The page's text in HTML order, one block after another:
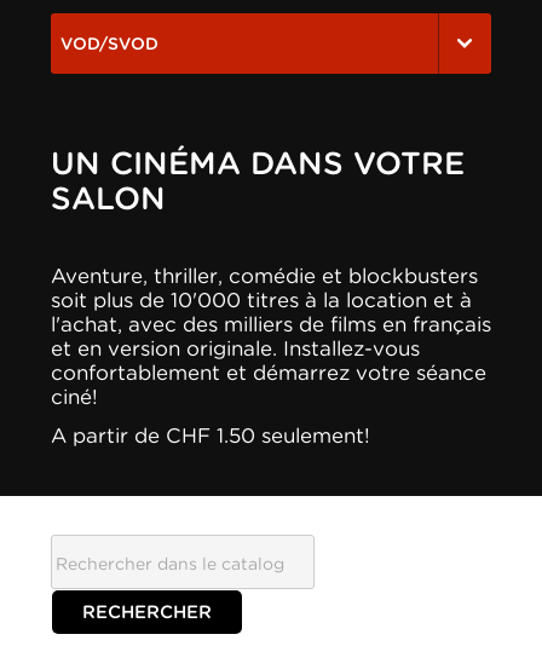
VOD/SVOD
UN CINÉMA DANS VOTRE
SALON
Aventure, thriller, comédie et blockbusters
soit plus de 10'000 titres à la location et à
l'achat, avec des milliers de films en français
et en version originale. Installez-vous
confortablement et démarrez votre séance
ciné!
A partir de CHF 1.50 seulement!